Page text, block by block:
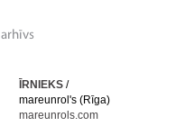
ĪRNIEKS /
mareunrol's (Rīga)
mareunrols.com